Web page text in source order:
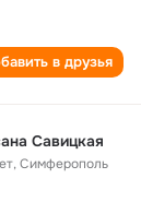
в друзья
Савицкая
,Симферополь